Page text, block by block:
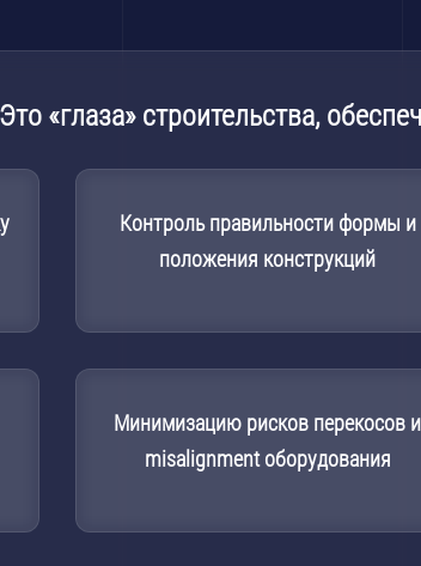
«глаза» строительства,
Контроль правильности формы и
положения конструкций
Минимизацию рисков перекосов и
misalignment оборудования